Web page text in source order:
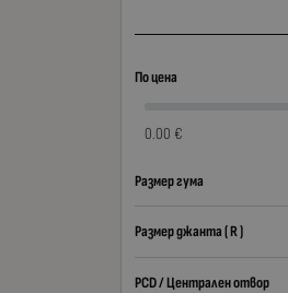
По цена
0.00 €
Размер гума
Размер джанта ( R )
PCD / Централен отвор